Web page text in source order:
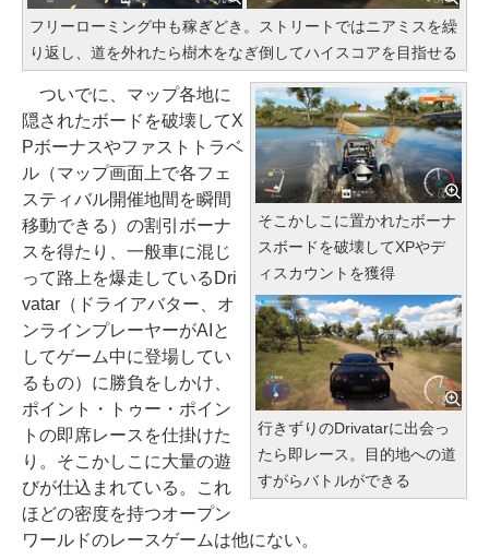
フリーローミング中も稼ぎどき。ストリートではニアミスを繰
り返し、道を外れたら樹木をなぎ倒してハイスコアを目指せる
そこかしこに置かれたボーナ
スボードを破壊してXPやデ
ィスカウントを獲得
行きずりのDrivatarに出会っ
たら即レース。目的地への道
すがらバトルができる
ついでに、マップ各地に
隠されたボードを破壊してX
Pボーナスやファストトラベ
ル（マップ画面上で各フェ
スティバル開催地間を瞬間
移動できる）の割引ボーナ
スを得たり、一般車に混じ
って路上を爆走しているDri
vatar（ドライアバター、オ
ンラインプレーヤーがAIと
してゲーム中に登場してい
るもの）に勝負をしかけ、
ポイント・トゥー・ポイン
トの即席レースを仕掛けた
り。そこかしこに大量の遊
びが仕込まれている。これ
ほどの密度を持つオープン
ワールドのレースゲームは他にない。